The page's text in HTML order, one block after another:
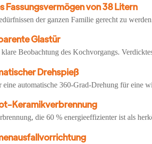
Fassungsvermögen von 38 Litern
der ganzen Familie gerecht zu
Glastür
Beobachtung des Kochvorgangs.
Drehspieß
eine automatische 360-Grad-Drehung für eine
Keramikverbrennung
die 60 % energieeffizienter ist als